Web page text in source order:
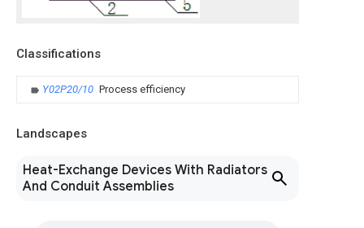
Classifications
Y02P20/10 Process efficiency
Landscapes
Heat-Exchange Devices With Radiators
And Conduit Assemblies